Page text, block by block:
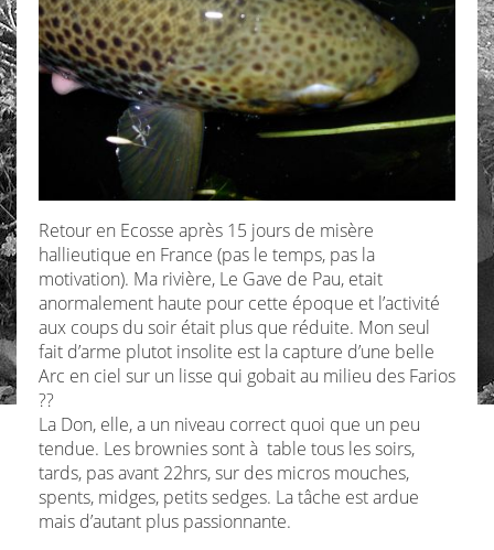
Retour en Ecosse après 15 jours de misère
hallieutique en France (pas le temps, pas la
motivation). Ma rivière, Le Gave de Pau, etait
anormalement haute pour cette époque et l’activité
aux coups du soir était plus que réduite. Mon seul
fait d’arme plutot insolite est la capture d’une belle
Arc en ciel sur un lisse qui gobait au milieu des Farios
??
La Don, elle, a un niveau correct quoi que un peu
tendue. Les brownies sont à table tous les soirs,
tards, pas avant 22hrs, sur des micros mouches,
spents, midges, petits sedges. La tâche est ardue
mais d’autant plus passionnante.